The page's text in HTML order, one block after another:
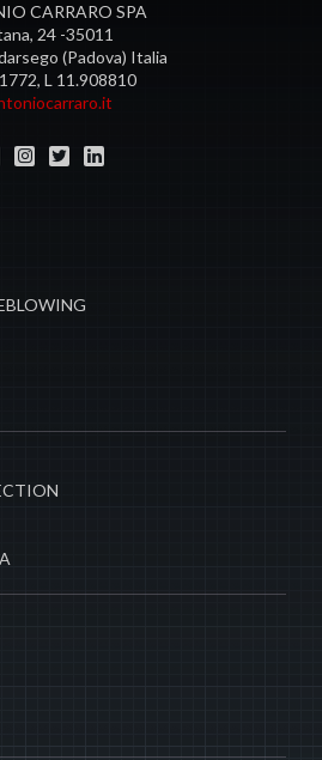
CARRARO SPA
24 -35011
(Padova) Italia
L 11.908810